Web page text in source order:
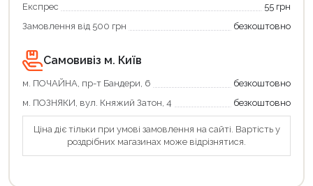
Експрес
55 грн
Замовлення від 500 грн
безкоштовно
Самовивіз м. Київ
м. ПОЧАЙНА, пр-т Бандери, 6
безкоштовно
м. ПОЗНЯКИ, вул. Княжий Затон, 4
безкоштовно
Ціна діє тільки при умові замовлення на сайті. Вартість у
роздрібних магазинах може відрізнятися.
Продовжити покупки
Оформити замовлення